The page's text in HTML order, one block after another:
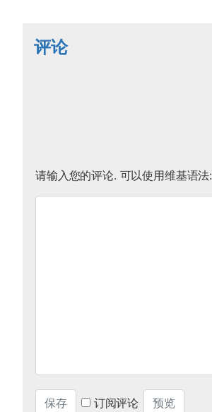
评论
请输入您的评论. 可以使用维基语法:
订阅评论